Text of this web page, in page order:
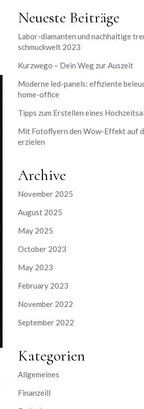
Neueste Beiträge
Labor-diamanten und nachhaltige
schmuckwelt 2023
Kurzwego – Dein Weg zur Auszeit
Moderne led-panels: effiziente
home-office
Tipps zum Erstellen eines
Mit Fotoflyern den Wow-Effekt auf
erzielen
Archive
November 2025
August 2025
May 2025
October 2023
May 2023
February 2023
November 2022
September 2022
Kategorien
Allgemeines
Finanzeill